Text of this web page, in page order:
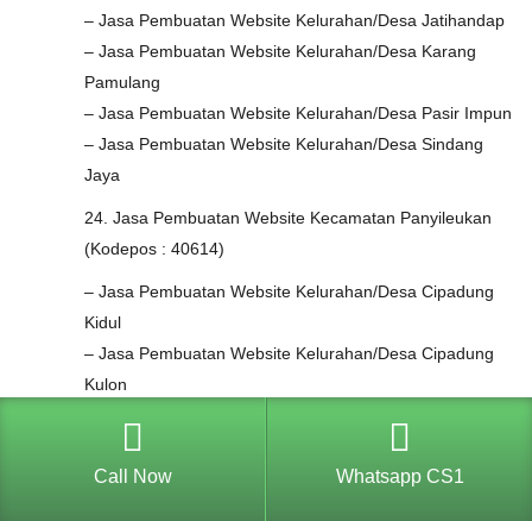
– Jasa Pembuatan Website Kelurahan/Desa Jatihandap
– Jasa Pembuatan Website Kelurahan/Desa Karang
Pamulang
– Jasa Pembuatan Website Kelurahan/Desa Pasir Impun
– Jasa Pembuatan Website Kelurahan/Desa Sindang
Jaya
24. Jasa Pembuatan Website Kecamatan Panyileukan
(Kodepos : 40614)
– Jasa Pembuatan Website Kelurahan/Desa Cipadung
Kidul
– Jasa Pembuatan Website Kelurahan/Desa Cipadung
Kulon
Wetan
– Jasa Pembuatan Website Kelurahan/Desa Mekarmulya
Call Now Whatsapp CS1